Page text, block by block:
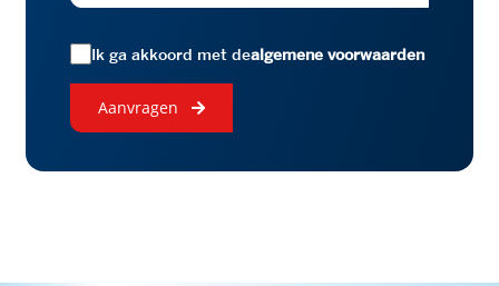
Ik ga akkoord met dealgemene voorwaarden
aanvragen